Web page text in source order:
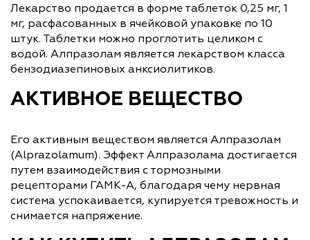
Лекарство продается в форме таблеток 0,25 мг, 1
мг, расфасованных в ячейковой упаковке по 10
штук. Таблетки можно проглотить целиком с
водой. Алпразолам является лекарством класса
бензодиазепиновых анксиолитиков.
АКТИВНОЕ ВЕЩЕСТВО
Его активным веществом является Алпразолам
(Alprazolamum). Эффект Алпразолама достигается
путем взаимодействия с тормозными
рецепторами ГАМК-А, благодаря чему нервная
система успокаивается, купируется тревожность и
снимается напряжение.